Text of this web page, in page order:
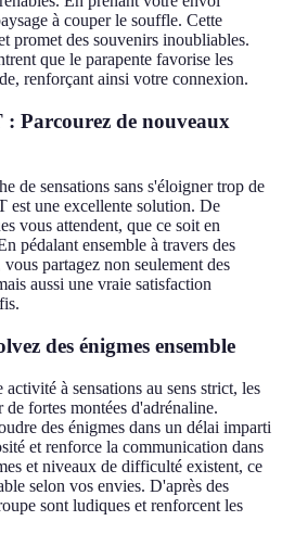
à couper le souffle. Cette
promet des souvenirs inoubliables.
que le parapente favorise les
renforçant ainsi votre connexion.
Parcourez de nouveaux
de sensations sans s'éloigner trop de
est une excellente solution. De
vous attendent, que ce soit en
pédalant ensemble à travers des
partagez non seulement des
aussi une vraie satisfaction
des énigmes ensemble
à sensations au sens strict, les
fortes montées d'adrénaline.
des énigmes dans un délai imparti
et renforce la communication dans
et niveaux de difficulté existent, ce
selon vos envies. D'après des
sont ludiques et renforcent les